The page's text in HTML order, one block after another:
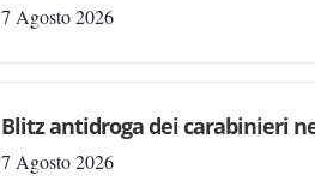
7 Agosto 2026
Blitz antidroga dei carabinieri
7 Agosto 2026